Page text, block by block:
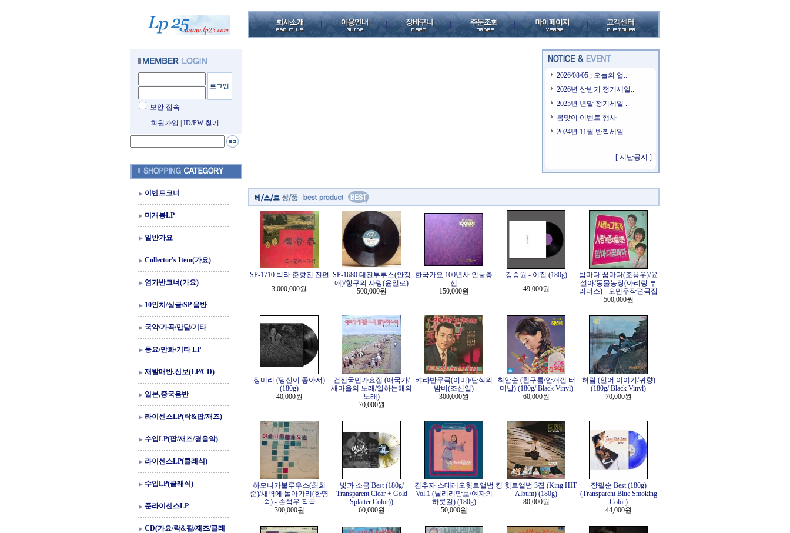
보안 접속
회원가입
ID/PW 찾기
이벤트코너
미개봉LP
일반가요
Collector's Item(가요)
염가반코너(가요)
10인치/싱글/SP 음반
국악/가곡/만담/기타
동요/만화/기타 LP
재발매반.신보(LP/CD)
일본,중국음반
라이센스LP(락&팝/재즈)
수입LP(팝/재즈/경음악)
라이센스LP(클래식)
수입LP(클래식)
준라이센스LP
CD(가요/락&팝/재즈/클래
2026/08/05 ; 오늘의 업..
2026년 상반기 정기세일..
2025년 년말 정기세일 ..
봄맞이 이벤트 행사
2024년 11월 반짝세일 ..
[ 지난공지 ]
SP-1710 빅타 춘향전 전편
3,000,000원
SP-1680 대전부루스(안정
애)/항구의 사랑(윤일로)
500,000원
한국가요 100년사 인물총
선
150,000원
강승원 - 이집 (180g)
49,000원
밤마다 꿈마다(조용우)/윤
설아/동물농장(아리랑 부
러더스) - 오민우작편곡집
500,000원
장미리 (당신이 좋아서)
(180g)
40,000원
건전국민가요집 (애국가/
새마을의 노래/일하는해의
노래)
70,000원
캬라반무곡(이미)/탄식의
밤비(조신일)
300,000원
최안순 (흰구름/안개낀 터
미날) (180g/ Black Vinyl)
60,000원
허림 (인어 이야기/귀향)
(180g/ Black Vinyl)
70,000원
하모니카불루우스(최희
준)/새벽에 돌아가리(한명
숙) - 손석우 작곡
300,000원
빛과 소금 Best (180g/
Transparent Clear + Gold
Splatter Color))
60,000원
김추자 스테레오힛트앨범
Vol.1 (닐리리맘보/여자의
하룻길) (180g)
50,000원
킹 힛트앨범 3집 (King HIT
Album) (180g)
80,000원
장필순 Best (180g)
(Transparent Blue Smoking
Color)
44,000원